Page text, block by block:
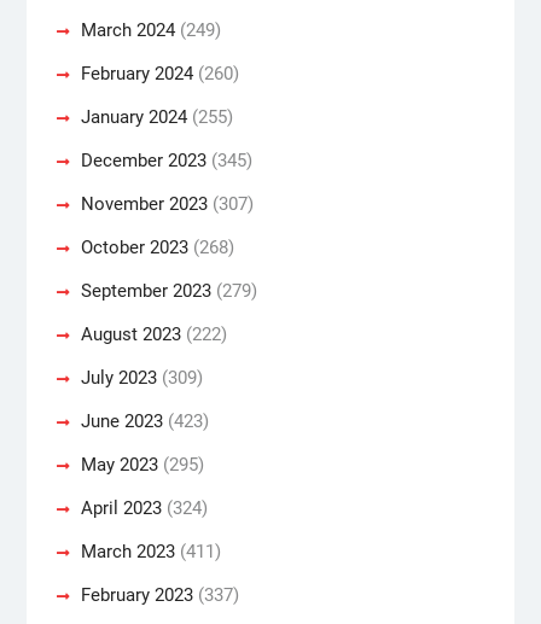
March 2024(249)
February 2024(260)
January 2024(255)
December 2023(345)
November 2023(307)
October 2023(268)
September 2023(279)
August 2023(222)
July 2023(309)
June 2023(423)
May 2023(295)
April 2023(324)
March 2023(411)
February 2023(337)